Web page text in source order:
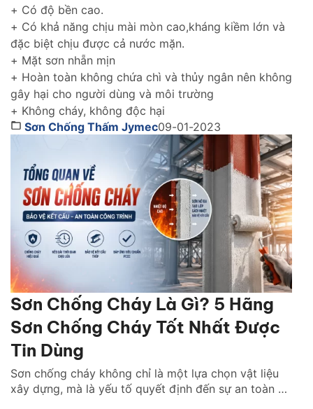
tường ngoài trời gìn giữ và tôn lên vẻ đẹp ngôi nhà
của bạn thách thức với thời gian.
+ Có độ bền cao.
+ Có khả năng chịu mài mòn cao,kháng kiềm lớn và
đặc biệt chịu được cả nước mặn.
+ Mặt sơn nhẵn mịn
+ Hoàn toàn không chứa chì và thủy ngân nên không
gây hại cho người dùng và môi trường
+ Không cháy, không độc hại
Sơn Chống Thấm Jymec09-01-2023
Sơn Chống Cháy Là Gì? 5 Hãng
Sơn Chống Cháy Tốt Nhất Được
Tin Dùng
Sơn chống cháy không chỉ là một lựa chọn vật liệu
xây dựng, mà là yếu tố quyết định đến sự an toàn và